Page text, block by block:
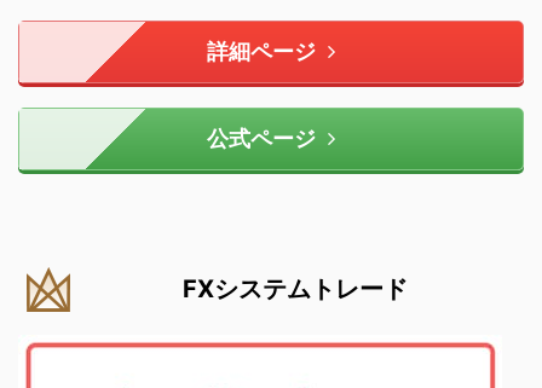
詳細ページ
公式ページ
FXシステムトレード